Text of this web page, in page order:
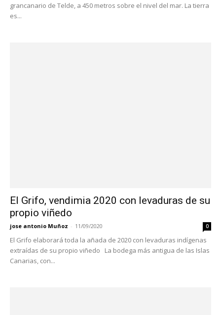
grancanario de Telde, a 450 metros sobre el nivel del mar. La tierra
es...
El Grifo, vendimia 2020 con levaduras de su
propio viñedo
jose antonio Muñoz - 11/09/2020 0
El Grifo elaborará toda la añada de 2020 con levaduras indígenas
extraídas de su propio viñedo La bodega más antigua de las Islas
Canarias, con...